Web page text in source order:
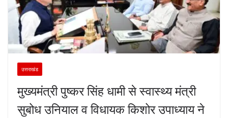
उत्तराखंड
मुख्यमंत्री पुष्कर सिंह धामी से स्वास्थ्य मंत्री
सुबोध उनियाल व विधायक किशोर उपाध्याय ने